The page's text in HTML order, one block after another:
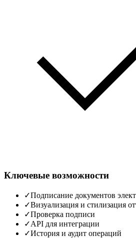
Ключевые возможности
✓Подписание документов
✓Визуализация и стилизация
✓Проверка подписи
✓API для интеграции
✓История и аудит операций